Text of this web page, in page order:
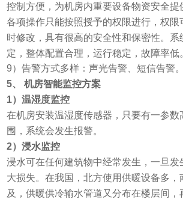
控制方便，为机房内重要设备物资安全提
各项操作只能按照授予的权限进行，权限
时修改，具有很高的安全性和保密性。系
定，整体配置合理，运行稳定，故障率低
9）告警方式多样：声光告警、短信告警。
5、 机房智能监控方案
1）温湿度监控
在机房安装温湿度传感器，只要有一参数
围，系统会发生报警。
2）浸水监控
浸水可在任何建筑物中经常发生，一旦发
大损失。在我国，北方使用供暖设备多，
及，供暖供冷输水管道又分布在楼层间，